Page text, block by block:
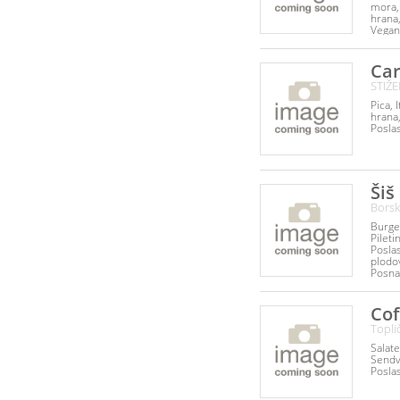
mora
hrana
hrana
Pica
hrana
Šiš
Roštilj
Salate